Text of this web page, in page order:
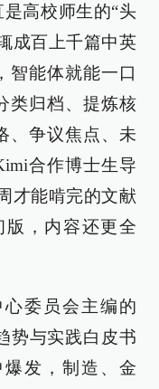
高校师生的“头
成百上千篇中英
智能体就能一口
类归档、提炼核
、争议焦点、未
合作博士生导
才能啃完的文献
版，内容还更全
委员会主编的
势与实践白皮书
爆发，制造、金